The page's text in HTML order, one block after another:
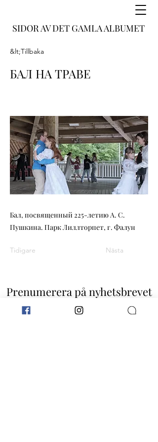
SIDOR AV DET GAMLA ALBUMET
&lt;Tillbaka
БАЛ НА ТРАВЕ
Бал, посвященный 225-летию А. С.
Пушкина. Парк Лиллторпет, г. Фалун
Tidigare Nästa
Prenumerera på nyhetsbrevet
Missa inget nytt!